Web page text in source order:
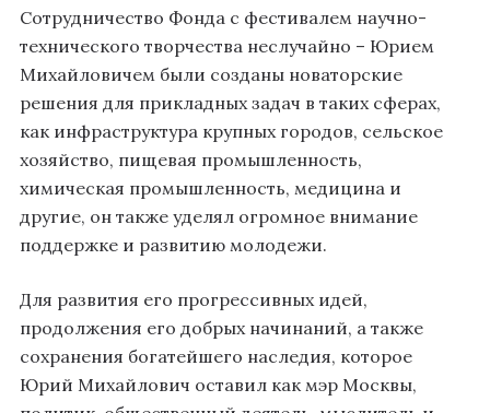
Сотрудничество Фонда с фестивалем научно-
технического творчества неслучайно – Юрием
Михайловичем были созданы новаторские
решения для прикладных задач в таких сферах,
как инфраструктура крупных городов, сельское
хозяйство, пищевая промышленность,
химическая промышленность, медицина и
другие, он также уделял огромное внимание
поддержке и развитию молодежи.
Для развития его прогрессивных идей,
продолжения его добрых начинаний, а также
сохранения богатейшего наследия, которое
Юрий Михайлович оставил как мэр Москвы,